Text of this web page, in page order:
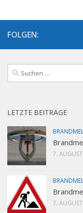
FOLGEN:
Suchen
nach:
LETZTE BEITRÄGE
7.
7.